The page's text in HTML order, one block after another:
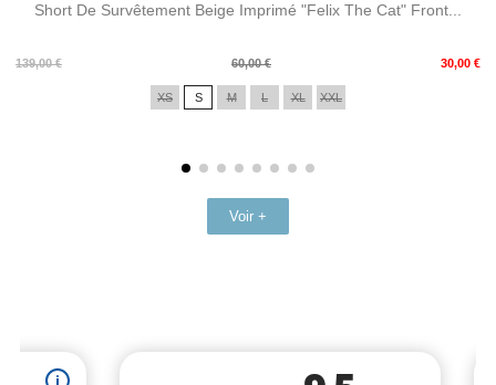
Short De Survêtement Beige Imprimé "Felix The Cat" Front...
139,00 €
Prix
60,00 € 30,00 €
Prix
XS S M L XL XXL
Voir +